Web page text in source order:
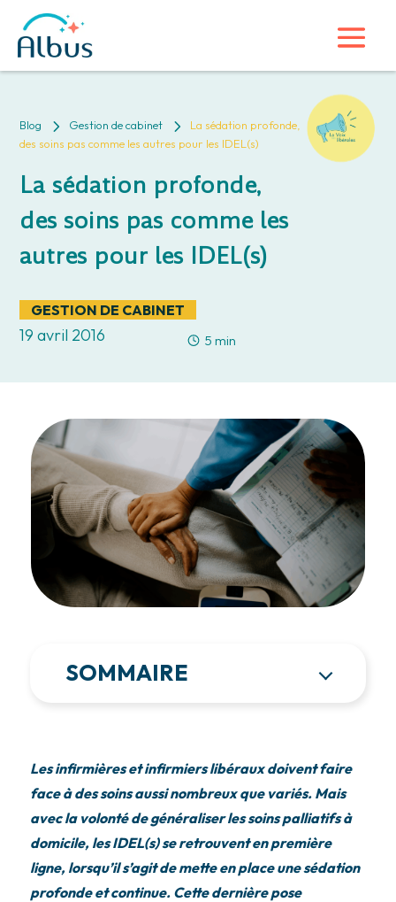
Blog 5 Gestion de cabinet 5
La sédation profonde,
des soins pas comme les autres pour les IDEL(s)
La sédation profonde,
des soins pas comme les
autres pour les IDEL(s)
GESTION DE CABINET
19 avril 2016 5 min
SOMMAIRE
Les infirmières et infirmiers libéraux doivent faire
face à des soins aussi nombreux que variés. Mais
avec la volonté de généraliser les soins palliatifs à
domicile, les IDEL(s) se retrouvent en première
ligne, lorsqu’il s’agit de mette en place une sédation
profonde et continue. Cette dernière pose